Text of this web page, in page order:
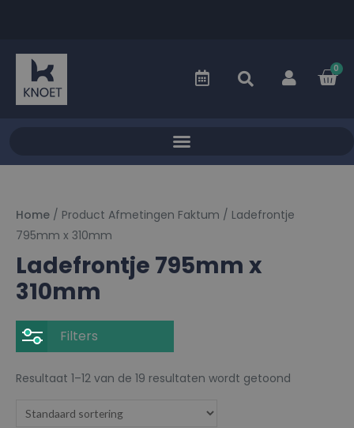
0
Home / Product Afmetingen Faktum / Ladefrontje
795mm x 310mm
Ladefrontje 795mm x
310mm
Filters
Resultaat 1–12 van de 19 resultaten wordt getoond